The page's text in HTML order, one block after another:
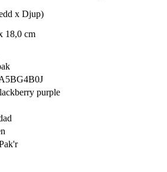
x Djup)
18,0 cm
purple